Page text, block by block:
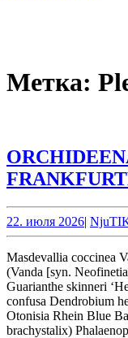
Метка:
22. июля 202622.
июля
2026
|
Masdevallia coccinea Vandachostylis Pinky
(Vanda [syn.
Guarianthe skinneri
confusa Dendrobium
Otonisia Rhein Blue
brachystalix)